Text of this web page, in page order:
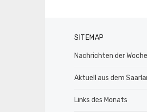
SITEMAP
Nachrichten der Woche
Aktuell aus dem
Links des Monats